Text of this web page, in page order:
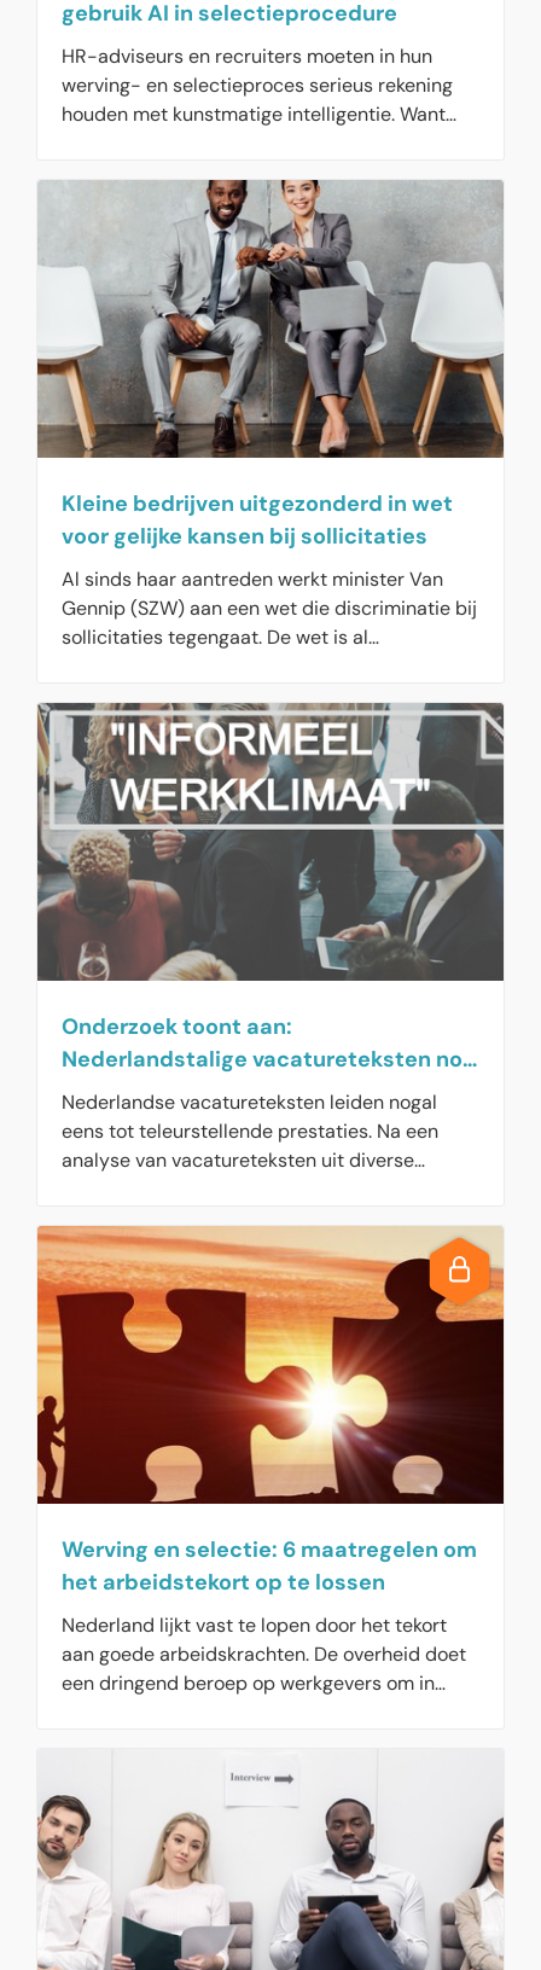
gebruik AI in selectieprocedure
HR-adviseurs en recruiters moeten in hun
werving- en selectieproces serieus rekening
houden met kunstmatige intelligentie. Want
organisaties maken zelf ook gebruik van AI bij
het vinden van nieuwe werknemers. Een derde
van de organisaties gebruikt een vorm van
kunstmatige intelligentie in hun werving- en
selectieproces. Sollicitanten willen daar vooraf
helderheid over. Een derde vreest namelijk
voor discriminatie door de toepassing van AI in
de personeelsselectie.
Kleine bedrijven uitgezonderd in wet
voor gelijke kansen bij sollicitaties
Al sinds haar aantreden werkt minister Van
Gennip (SZW) aan een wet die discriminatie bij
sollicitaties tegengaat. De wet is al
leven grote zorgen over de uitvoerbaarheid van
de wet voor kleine bedrijven. Daarom doet de
minister nu een handreiking aan de senatoren,
want de wet geldt straks niet meer voor
werkgevers met minder dan 50 werknemers.
Ook wordt wet pas in 2027 ingevoerd, zodat
grotere bedrijven tot die tijd kunnen werken
aan gedegen werkwijze voor de werving van
personeel.
Onderzoek toont aan:
Nederlandstalige vacatureteksten nog
te vaag
Nederlandse vacatureteksten leiden nogal
eens tot teleurstellende prestaties. Na een
analyse van vacatureteksten uit diverse
te moeilijk en sluit niet aan bij een doelgroep
die steeds minder talig is. Zo staan in veel
vacatureteksten allerlei (ouderwetse) clichés,
die jongeren niet eens begrijpen. De overheid
scoort het best, vooral doordat
overheidsvacatureteksten compleet zijn. De
andere kant daarvan is wel, dat teksten om
ambtenaren te werven vaak erg lang zijn.
Werving en selectie: 6 maatregelen om
het arbeidstekort op te lossen
Nederland lijkt vast te lopen door het tekort
aan goede arbeidskrachten. De overheid doet
een dringend beroep op werkgevers om in
vertalen naar hun HR-beleidsplan.